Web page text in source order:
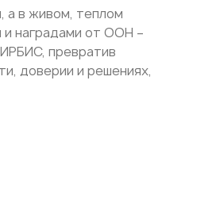
а в живом, теплом
и наградами от ООН –
превратив
доверии и решениях,